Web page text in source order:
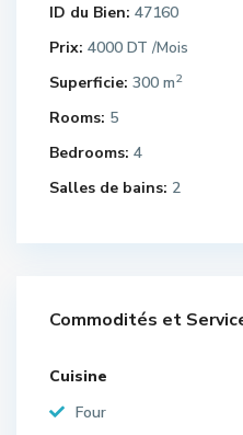
ID du Bien: 47160
Prix: 4000 DT /Mois
Superficie: 300 m2
Rooms: 5
Bedrooms: 4
Salles de bains: 2
Commodités et
Cuisine
Four